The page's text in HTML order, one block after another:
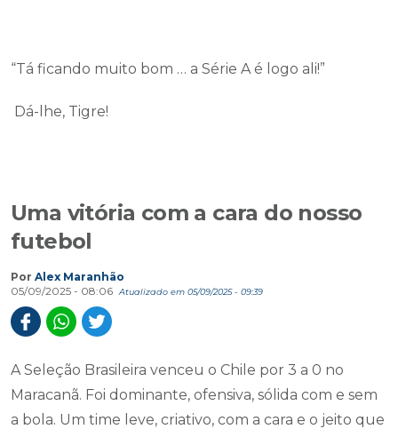
“Tá ficando muito bom … a Série A é logo ali!”
Dá-lhe, Tigre!
Uma vitória com a cara do nosso
futebol
Por Alex Maranhão
05/09/2025 - 08:06
Atualizado em 05/09/2025 - 09:39
A Seleção Brasileira venceu o Chile por 3 a 0 no
Maracanã. Foi dominante, ofensiva, sólida com e sem
a bola. Um time leve, criativo, com a cara e o jeito que